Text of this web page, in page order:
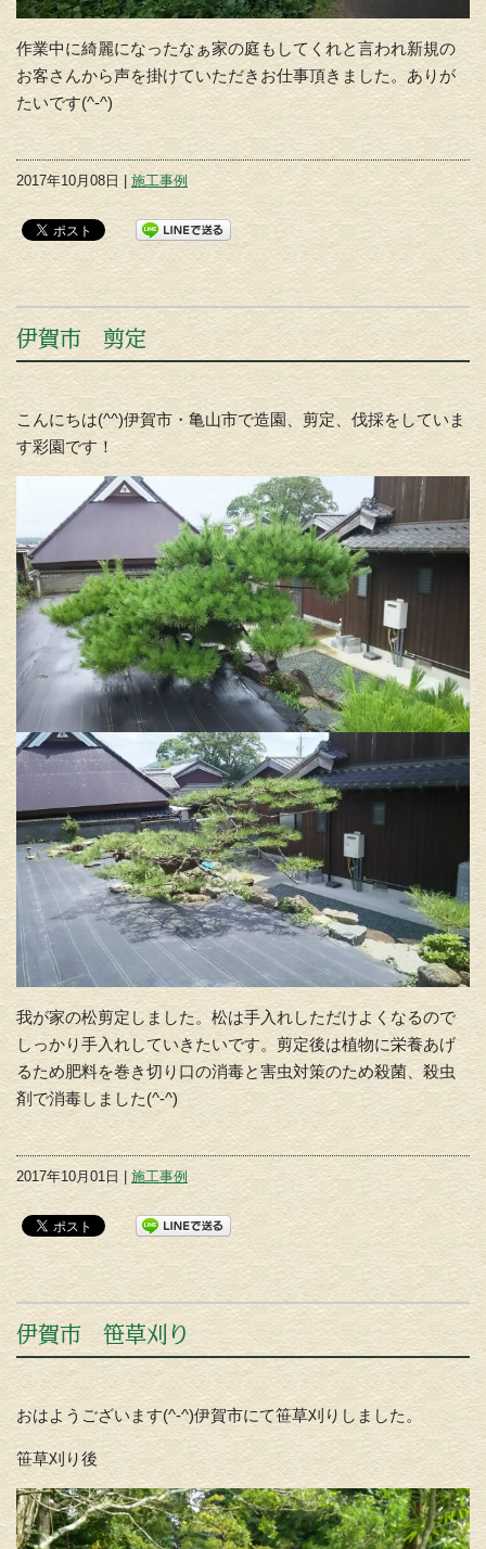
作業中に綺麗になったなぁ家の庭もしてくれと言われ新規の
お客さんから声を掛けていただきお仕事頂きました。ありが
たいです(^-^)
2017年10月08日 |施工事例
伊賀市 剪定
こんにちは(^^)伊賀市・亀山市で造園、剪定、伐採をしていま
す彩園です！
我が家の松剪定しました。松は手入れしただけよくなるので
しっかり手入れしていきたいです。剪定後は植物に栄養あげ
るため肥料を巻き切り口の消毒と害虫対策のため殺菌、殺虫
剤で消毒しました(^-^)
2017年10月01日 | 施工事例
伊賀市 笹草刈り
おはようございます(^-^)伊賀市にて笹草刈りしました。
笹草刈り後